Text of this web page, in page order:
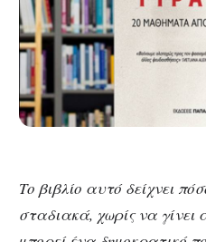
Το βιβλίο αυτό δείχνει
σταδιακά, χωρίς να γίνει